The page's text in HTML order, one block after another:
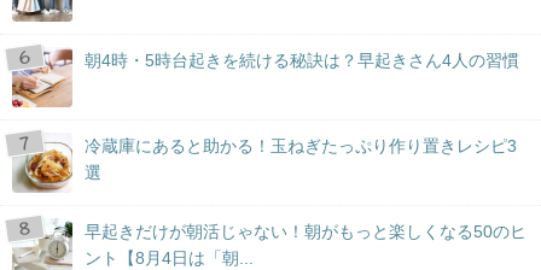
朝4時・5時台起きを続ける秘訣は？早起きさん4人の習慣
冷蔵庫にあると助かる！玉ねぎたっぷり作り置きレシピ3
選
早起きだけが朝活じゃない！朝がもっと楽しくなる50のヒ
ント【8月4日は「朝...